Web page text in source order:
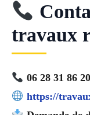
travaux
06 28 31 86 20
https://